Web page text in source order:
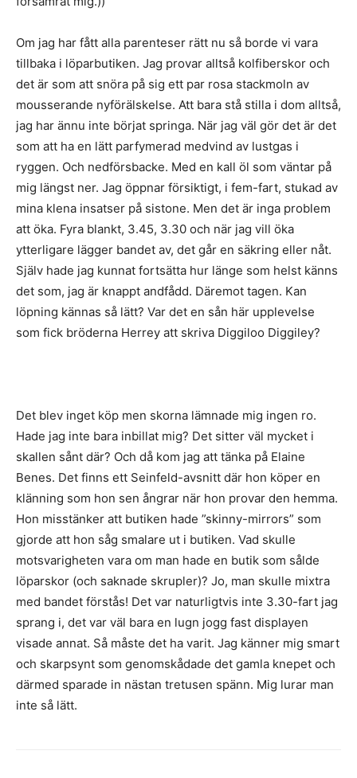
Om jag har fått alla parenteser rätt nu så borde vi vara
tillbaka i löparbutiken. Jag provar alltså kolfiberskor och
det är som att snöra på sig ett par rosa stackmoln av
mousserande nyförälskelse. Att bara stå stilla i dom alltså,
jag har ännu inte börjat springa. När jag väl gör det är det
som att ha en lätt parfymerad medvind av lustgas i
ryggen. Och nedförsbacke. Med en kall öl som väntar på
mig längst ner. Jag öppnar försiktigt, i fem-fart, stukad av
mina klena insatser på sistone. Men det är inga problem
att öka. Fyra blankt, 3.45, 3.30 och när jag vill öka
ytterligare lägger bandet av, det går en säkring eller nåt.
Själv hade jag kunnat fortsätta hur länge som helst känns
det som, jag är knappt andfådd. Däremot tagen. Kan
löpning kännas så lätt? Var det en sån här upplevelse
som fick bröderna Herrey att skriva Diggiloo Diggiley?
Det blev inget köp men skorna lämnade mig ingen ro.
Hade jag inte bara inbillat mig? Det sitter väl mycket i
skallen sånt där? Och då kom jag att tänka på Elaine
Benes. Det finns ett Seinfeld-avsnitt där hon köper en
klänning som hon sen ångrar när hon provar den hemma.
Hon misstänker att butiken hade ”skinny-mirrors” som
gjorde att hon såg smalare ut i butiken. Vad skulle
motsvarigheten vara om man hade en butik som sålde
löparskor (och saknade skrupler)? Jo, man skulle mixtra
med bandet förstås! Det var naturligtvis inte 3.30-fart jag
sprang i, det var väl bara en lugn jogg fast displayen
visade annat. Så måste det ha varit. Jag känner mig smart
och skarpsynt som genomskådade det gamla knepet och
därmed sparade in nästan tretusen spänn. Mig lurar man
inte så lätt.